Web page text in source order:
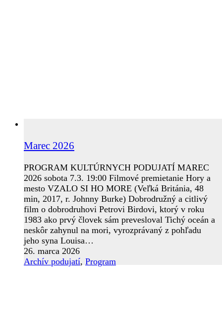
Marec 2026
PROGRAM KULTÚRNYCH PODUJATÍ MAREC
2026 sobota 7.3. 19:00 Filmové premietanie Hory a
mesto VZALO SI HO MORE (Veľká Británia, 48
min, 2017, r. Johnny Burke) Dobrodružný a citlivý
film o dobrodruhovi Petrovi Birdovi, ktorý v roku
1983 ako prvý človek sám prevesloval Tichý oceán a
neskôr zahynul na mori, vyrozprávaný z pohľadu
jeho syna Louisa…
26. marca 2026
Archív podujatí, Program